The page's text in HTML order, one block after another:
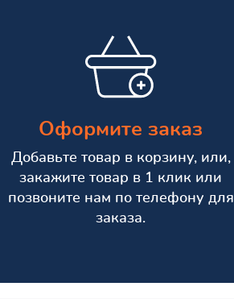
Оформите заказ
Добавьте товар в корзину, или,
закажите товар в 1 клик или
позвоните нам по телефону для
заказа.